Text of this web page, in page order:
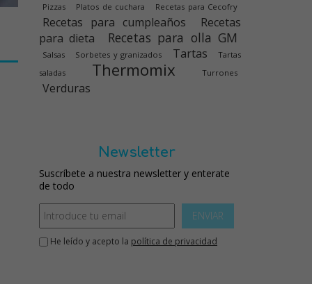
Pizzas Platos de cuchara Recetas para Cecofry
Recetas para cumpleaños
Recetas
para dieta
Recetas para olla GM
Salsas Sorbetes y granizados Tartas
Tartas
saladas
Thermomix Turrones
Verduras
Newsletter
Suscríbete a nuestra newsletter y enterate
de todo
ENVIAR
He leído y acepto la política de privacidad